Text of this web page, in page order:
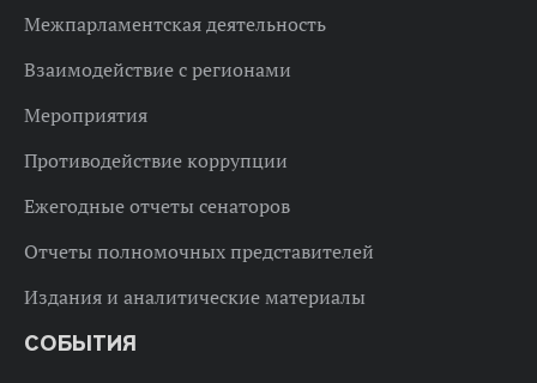
Межпарламентская деятельность
Взаимодействие с регионами
Мероприятия
Противодействие коррупции
Ежегодные отчеты сенаторов
Отчеты полномочных представителей
Издания и аналитические материалы
СОБЫТИЯ